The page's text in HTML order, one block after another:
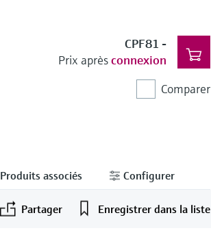
CPF81 -
Prix aprèsconnexion
Comparer
Produits associés Configurer
Partager Enregistrer dans la liste